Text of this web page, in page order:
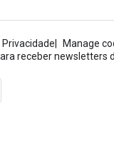
Privacidade
Manage
receber newsletters